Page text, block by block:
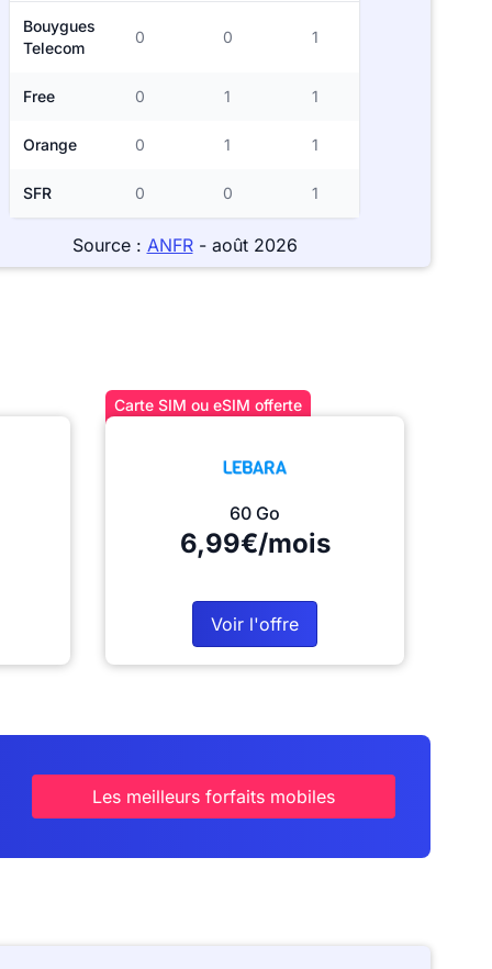
Bouygues
Telecom
0 0 1
Free 0 1 1
Orange 0 1 1
SFR 0 0 1
Source : ANFR- août 2026
Carte SIM ou eSIM offerte
60 Go
6,99€/mois
Voir l'offre
Les meilleurs forfaits mobiles